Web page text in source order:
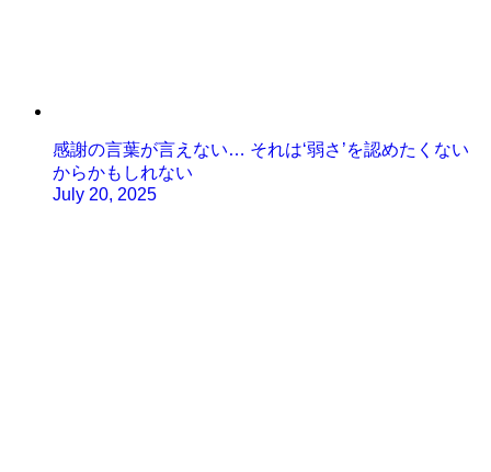
感謝の言葉が言えない… それは‘弱さ’を認めたくない
からかもしれない
July 20, 2025